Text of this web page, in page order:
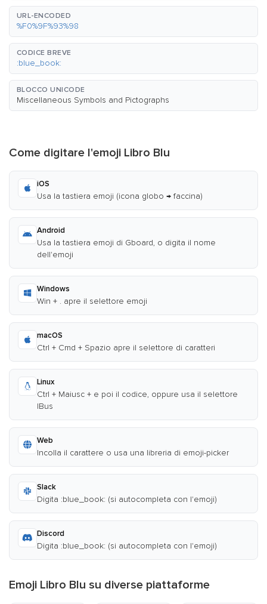
URL-ENCODED
%F0%9F%93%98
CODICE BREVE
:blue_book:
BLOCCO UNICODE
Miscellaneous Symbols and Pictographs
Come digitare l'emoji Libro Blu
iOS
Usa la tastiera emoji (icona globo → faccina)
Android
Usa la tastiera emoji di Gboard, o digita il nome
dell'emoji
Windows
Win + . apre il selettore emoji
macOS
Ctrl + Cmd + Spazio apre il selettore di caratteri
Linux
Ctrl + Maiusc + e poi il codice, oppure usa il selettore
IBus
Web
Incolla il carattere o usa una libreria di emoji-picker
Slack
Digita :blue_book: (si autocompleta con l'emoji)
Discord
Digita :blue_book: (si autocompleta con l'emoji)
Emoji Libro Blu su diverse piattaforme